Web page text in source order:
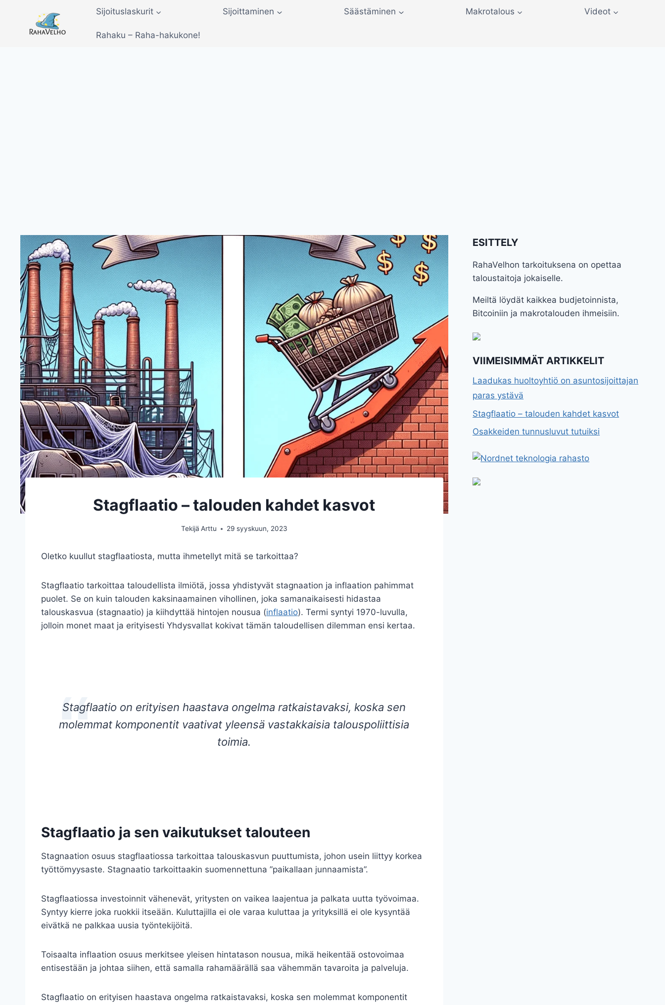
Sijoituslaskurit Sijoittaminen Säästäminen Makrotalous Videot
Rahaku – Raha-hakukone!
Stagflaatio – talouden kahdet kasvot
Tekijä Arttu 29 syyskuun, 2023
Oletko kuullut stagflaatiosta, mutta ihmetellyt mitä se tarkoittaa?
Stagflaatio tarkoittaa taloudellista ilmiötä, jossa yhdistyvät stagnaation ja inflaation pahimmat
puolet. Se on kuin talouden kaksinaamainen vihollinen, joka samanaikaisesti hidastaa
talouskasvua (stagnaatio) ja kiihdyttää hintojen nousua (inflaatio). Termi syntyi 1970-luvulla,
jolloin monet maat ja erityisesti Yhdysvallat kokivat tämän taloudellisen dilemman ensi kertaa.
Stagflaatio on erityisen haastava ongelma ratkaistavaksi, koska sen
molemmat komponentit vaativat yleensä vastakkaisia talouspoliittisia
toimia.
Stagflaatio ja sen vaikutukset talouteen
Stagnaation osuus stagflaatiossa tarkoittaa talouskasvun puuttumista, johon usein liittyy korkea
työttömyysaste. Stagnaatio tarkoittaakin suomennettuna ”paikallaan junnaamista”.
Stagflaatiossa investoinnit vähenevät, yritysten on vaikea laajentua ja palkata uutta työvoimaa.
Syntyy kierre joka ruokkii itseään. Kuluttajilla ei ole varaa kuluttaa ja yrityksillä ei ole kysyntää
eivätkä ne palkkaa uusia työntekijöitä.
Toisaalta inflaation osuus merkitsee yleisen hintatason nousua, mikä heikentää ostovoimaa
entisestään ja johtaa siihen, että samalla rahamäärällä saa vähemmän tavaroita ja palveluja.
Stagflaatio on erityisen haastava ongelma ratkaistavaksi, koska sen molemmat komponentit
ESITTELY
RahaVelhon tarkoituksena on opettaa
taloustaitoja jokaiselle.
Meiltä löydät kaikkea budjetoinnista,
Bitcoiniin ja makrotalouden ihmeisiin.
VIIMEISIMMÄT ARTIKKELIT
Laadukas huoltoyhtiö on asuntosijoittajan
paras ystävä
Stagflaatio – talouden kahdet kasvot
Osakkeiden tunnusluvut tutuiksi